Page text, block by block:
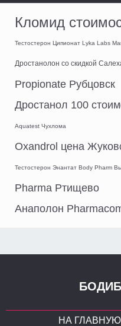
Кломид
Тестостерон Ципионат Lyka Labs
Дростанолон со скидкой
Propionate Рубцовск
Дростанол 100
Aquatest Чухлома
Oxandrol цена
Тестостерон Энантат Body Pharm
Pharma Ртищево
Анаполон
НА ГЛАВНУЮ